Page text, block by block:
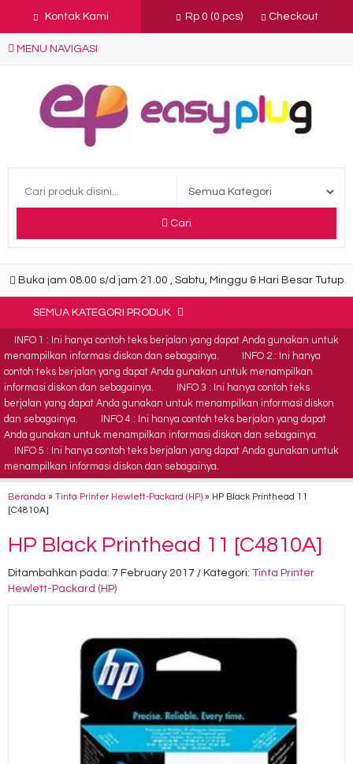
Kontak Kami Rp 0 (0 pcs) Checkout
MENU NAVIGASI
Cari
Buka jam 08.00 s/d jam 21.00 , Sabtu, Minggu & Hari Besar Tutup
SEMUA KATEGORI PRODUK
INFO 1 : Ini hanya contoh teks berjalan yang dapat Anda gunakan untuk
menampilkan informasi diskon dan sebagainya.
INFO 2 : Ini hanya
contoh teks berjalan yang dapat Anda gunakan untuk menampilkan
informasi diskon dan sebagainya.
INFO 3 : Ini hanya contoh teks
berjalan yang dapat Anda gunakan untuk menampilkan informasi diskon
dan sebagainya.
INFO 4 : Ini hanya contoh teks berjalan yang dapat
Anda gunakan untuk menampilkan informasi diskon dan sebagainya.
INFO 5 : Ini hanya contoh teks berjalan yang dapat Anda gunakan untuk
menampilkan informasi diskon dan sebagainya.
Beranda » Tinta Printer Hewlett-Packard (HP) » HP Black Printhead 11
[C4810A]
HP Black Printhead 11 [C4810A]
Ditambahkan pada: 7 February 2017 / Kategori: Tinta Printer
Hewlett-Packard (HP)